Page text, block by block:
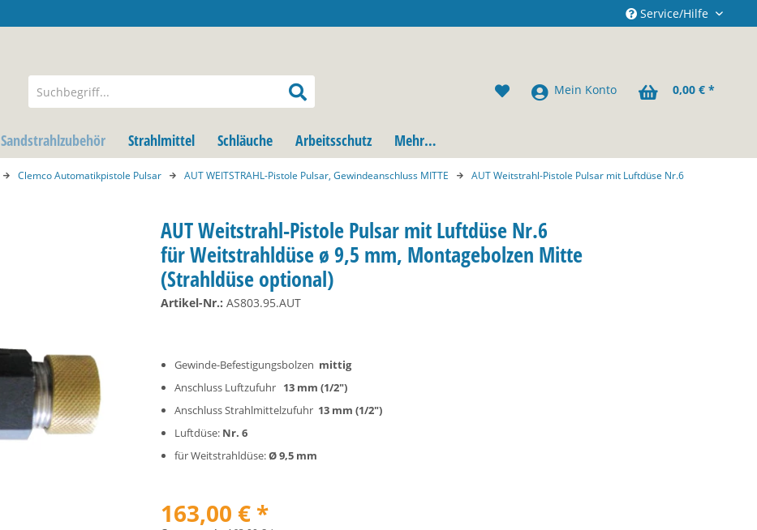
Service/Hilfe
Mein Konto 0,00 € *
Sandstrahlzubehör Strahlmittel Schläuche Arbeitsschutz Mehr…
Clemco Automatikpistole Pulsar AUT WEITSTRAHL-Pistole Pulsar, Gewindeanschluss MITTE AUT Weitstrahl-Pistole Pulsar mit Luftdüse Nr.6
AUT Weitstrahl-Pistole Pulsar mit Luftdüse Nr.6
für Weitstrahldüse ø 9,5 mm, Montagebolzen Mitte
(Strahldüse optional)
Artikel-Nr.: AS803.95.AUT
Gewinde-Befestigungsbolzen mittig
Anschluss Luftzufuhr 13 mm (1/2")
Anschluss Strahlmittelzufuhr 13 mm (1/2")
Luftdüse: Nr. 6
für Weitstrahldüse:Ø 9,5 mm
163,00 € *